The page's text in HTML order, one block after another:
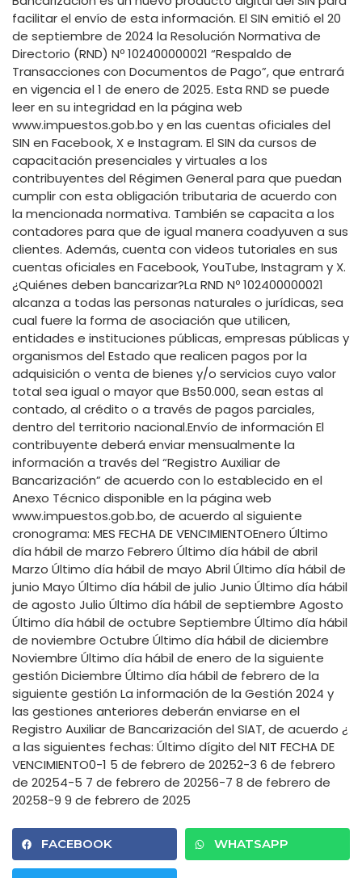
facilitar el envío de esta información. El SIN emitió el 20
de septiembre de 2024 la Resolución Normativa de
Directorio (RND) Nº 102400000021 “Respaldo de
Transacciones con Documentos de Pago”, que entrará
en vigencia el 1 de enero de 2025. Esta RND se puede
leer en su integridad en la página web
www.impuestos.gob.bo y en las cuentas oficiales del
SIN en Facebook, X e Instagram. El SIN da cursos de
capacitación presenciales y virtuales a los
contribuyentes del Régimen General para que puedan
cumplir con esta obligación tributaria de acuerdo con
la mencionada normativa. También se capacita a los
contadores para que de igual manera coadyuven a sus
clientes. Además, cuenta con videos tutoriales en sus
cuentas oficiales en Facebook, YouTube, Instagram y X.
¿Quiénes deben bancarizar?La RND Nº 102400000021
alcanza a todas las personas naturales o jurídicas, sea
cual fuere la forma de asociación que utilicen,
entidades e instituciones públicas, empresas públicas y
organismos del Estado que realicen pagos por la
adquisición o venta de bienes y/o servicios cuyo valor
total sea igual o mayor que Bs50.000, sean estas al
contado, al crédito o a través de pagos parciales,
dentro del territorio nacional.Envío de información El
contribuyente deberá enviar mensualmente la
información a través del “Registro Auxiliar de
Bancarización” de acuerdo con lo establecido en el
Anexo Técnico disponible en la página web
www.impuestos.gob.bo, de acuerdo al siguiente
cronograma: MES FECHA DE VENCIMIENTOEnero Último
día hábil de marzo Febrero Último día hábil de abril
Marzo Último día hábil de mayo Abril Último día hábil de
junio Mayo Último día hábil de julio Junio Último día hábil
de agosto Julio Último día hábil de septiembre Agosto
Último día hábil de octubre Septiembre Último día hábil
de noviembre Octubre Último día hábil de diciembre
Noviembre Último día hábil de enero de la siguiente
gestión Diciembre Último día hábil de febrero de la
siguiente gestión La información de la Gestión 2024 y
las gestiones anteriores deberán enviarse en el
Registro Auxiliar de Bancarización del SIAT, de acuerdo ¿
a las siguientes fechas: Último dígito del NIT FECHA DE
VENCIMIENTO0-1 5 de febrero de 20252-3 6 de febrero
de 20254-5 7 de febrero de 20256-7 8 de febrero de
20258-9 9 de febrero de 2025
FACEBOOK WHATSAPP